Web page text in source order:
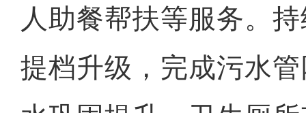
人助餐帮扶等服务。
提档升级，完成污水